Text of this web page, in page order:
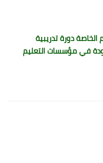
دورة تدريبية
في مؤسسات التعليم